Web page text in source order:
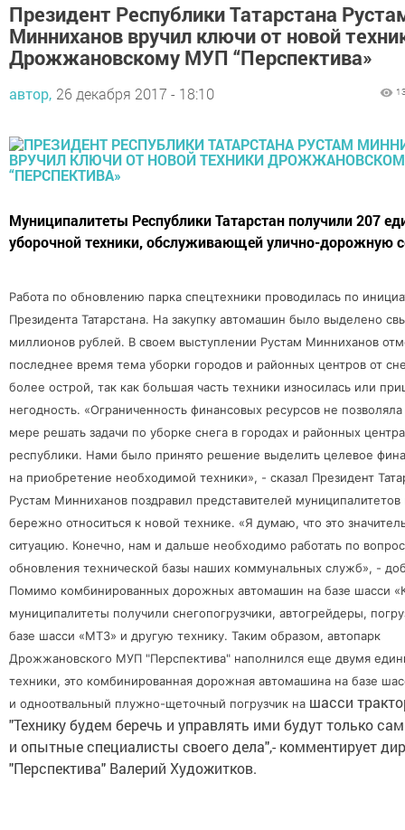
Президент Республики Татарстана
Минниханов вручил ключи от новой
Дрожжановскому МУП “Перспектива»
автор, 26 декабря 2017 - 18:10
Муниципалитеты Республики Татарстан получили 207
уборочной техники, обслуживающей улично-дорожную
Работа по обновлению парка спецтехники проводилась по
Президента Татарстана. На закупку автомашин было выделено
миллионов рублей. В своем выступлении Рустам Минниханов
последнее время тема уборки городов и районных центров от
более острой, так как большая часть техники износилась или
негодность. «Ограниченность финансовых ресурсов не
мере решать задачи по уборке снега в городах и районных
республики. Нами было принято решение выделить целевое
на приобретение необходимой техники», - сказал Президент
Рустам Минниханов поздравил представителей муниципалитетов
бережно относиться к новой технике. «Я думаю, что это
ситуацию. Конечно, нам и дальше необходимо работать по
обновления технической базы наших коммунальных служб», -
Помимо комбинированных дорожных автомашин на базе шасси
муниципалитеты получили снегопогрузчики, автогрейдеры,
базе шасси «МТЗ» и другую технику. Таким образом, автопарк
Дрожжановского МУП "Перспектива" наполнился еще двумя
техники, это комбинированная дорожная автомашина на базе
и одноотвальный плужно-щеточный погрузчик на шасси
"Технику будем беречь и управлять ими будут только
и опытные специалисты своего дела",- комментирует
"Перспектива" Валерий Художитков.